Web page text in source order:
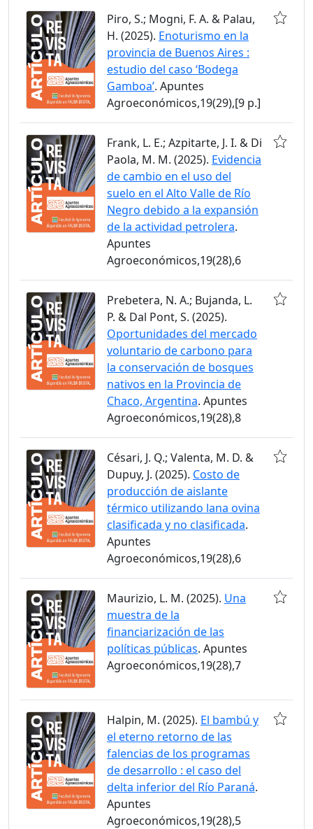
Piro, S.; Mogni, F. A. & Palau,
H. (2025). Enoturismo en la
provincia de Buenos Aires :
estudio del caso ‘Bodega
Gamboa’. Apuntes
Agroeconómicos,19(29),[9 p.]
Frank, L. E.; Azpitarte, J. I. & Di
Paola, M. M. (2025). Evidencia
de cambio en el uso del
suelo en el Alto Valle de Río
Negro debido a la expansión
de la actividad petrolera.
Apuntes
Agroeconómicos,19(28),6
Prebetera, N. A.; Bujanda, L.
P. & Dal Pont, S. (2025).
Oportunidades del mercado
voluntario de carbono para
la conservación de bosques
nativos en la Provincia de
Chaco, Argentina. Apuntes
Agroeconómicos,19(28),8
Césari, J. Q.; Valenta, M. D. &
Dupuy, J. (2025). Costo de
producción de aislante
térmico utilizando lana ovina
clasificada y no clasificada.
Apuntes
Agroeconómicos,19(28),6
Maurizio, L. M. (2025). Una
muestra de la
financiarización de las
políticas públicas. Apuntes
Agroeconómicos,19(28),7
Halpin, M. (2025). El bambú y
el eterno retorno de las
falencias de los programas
de desarrollo : el caso del
delta inferior del Río Paraná.
Apuntes
Agroeconómicos,19(28),5